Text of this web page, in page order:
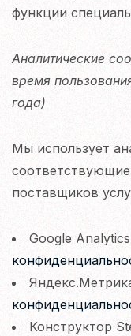
функции
Аналитические
время
года)
Мы использует
поставщиков
Google
Конструктор